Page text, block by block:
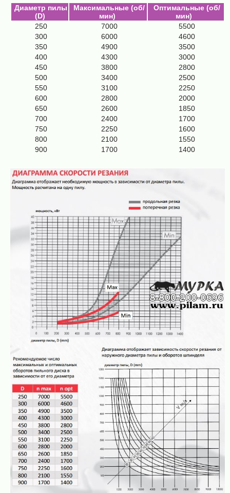
Диаметр пилы
(D)
Максимальные (об/
мин)
Оптимальные (об/
мин)
250
7000
5500
300
6000
4600
350
4900
3500
400
4300
3000
450
3800
2800
500
3400
2500
550
3100
2250
600
2800
2000
650
2600
1850
700
2400
1700
750
2250
1600
800
2100
1550
900
1700 1400